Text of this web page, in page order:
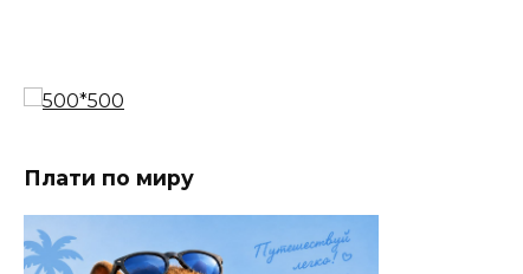
Плати по миру